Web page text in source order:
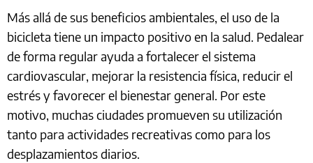
Más allá de sus beneficios ambientales, el uso de la
bicicleta tiene un impacto positivo en la salud. Pedalear
de forma regular ayuda a fortalecer el sistema
cardiovascular, mejorar la resistencia física, reducir el
estrés y favorecer el bienestar general. Por este
motivo, muchas ciudades promueven su utilización
tanto para actividades recreativas como para los
desplazamientos diarios.